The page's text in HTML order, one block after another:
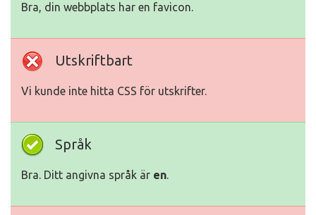
Bra, din webbplats har en favicon.
Utskriftbart
Vi kunde inte hitta CSS för utskrifter.
Språk
Bra. Ditt angivna språk är en.